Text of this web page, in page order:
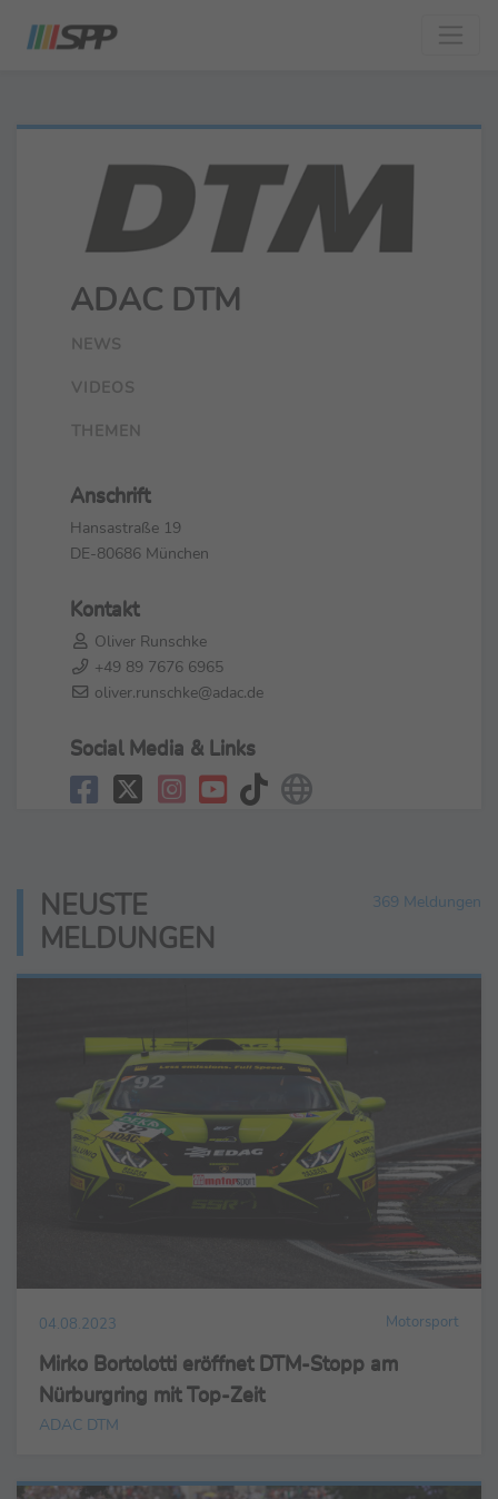
ADAC DTM
NEWS
VIDEOS
THEMEN
Anschrift
Hansastraße 19
DE-80686 München
Kontakt
Oliver Runschke
+49 89 7676 6965
oliver.runschke@adac.de
Social Media & Links
NEUSTE
MELDUNGEN
369 Meldungen
04.08.2023 Motorsport
Mirko Bortolotti eröffnet DTM-Stopp am
Nürburgring mit Top-Zeit
ADAC DTM